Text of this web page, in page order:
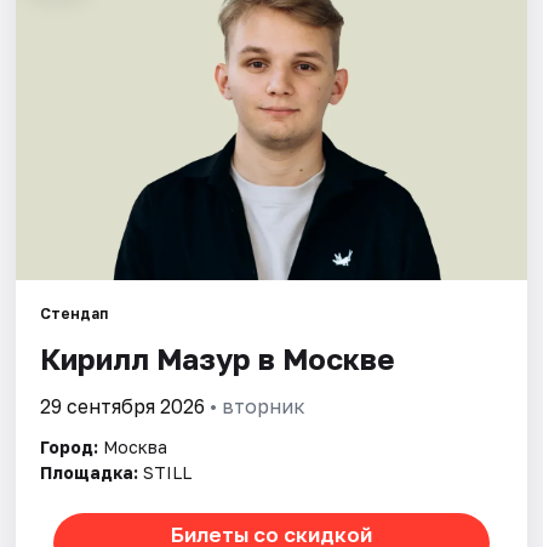
Площадки
Артисты
Рейтинги
Стендап
Кирилл Мазур в Москве
29 сентября 2026 • вторник
Город: Москва
Площадка: STILL
Билеты со скидкой